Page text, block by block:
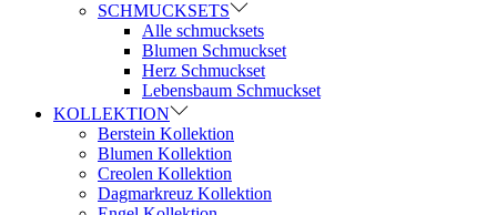
SCHMUCKSETS
Alle schmucksets
Blumen Schmuckset
Herz Schmuckset
Lebensbaum Schmuckset
KOLLEKTION
Berstein Kollektion
Blumen Kollektion
Creolen Kollektion
Dagmarkreuz Kollektion